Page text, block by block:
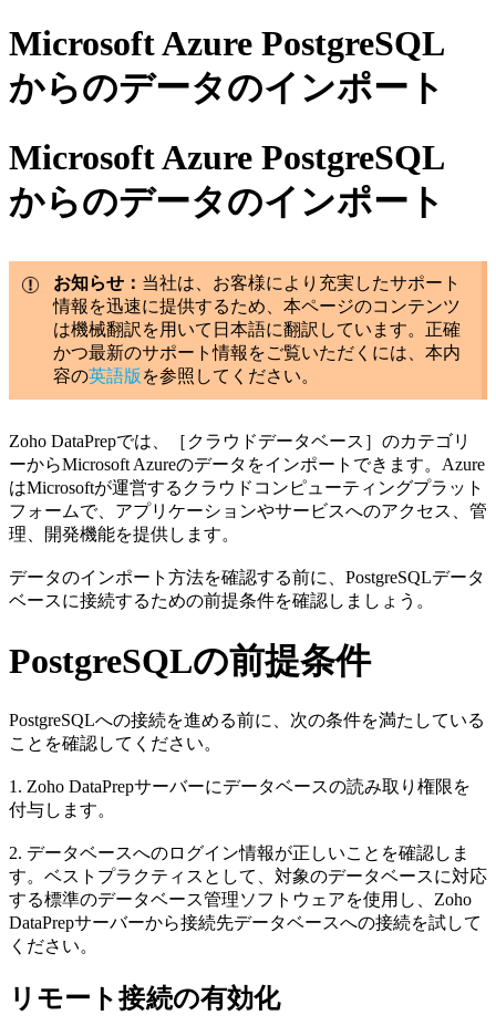
Microsoft Azure PostgreSQL
からのデータのインポート
Microsoft Azure PostgreSQL
からのデータのインポート
お知らせ： 当社は、お客様により充実したサポート
情報を迅速に提供するため、本ページのコンテンツ
は機械翻訳を用いて日本語に翻訳しています。正確
かつ最新のサポート情報をご覧いただくには、本内
容の英語版 を参照してください。
Zoho DataPrepでは、［クラウドデータベース］のカテゴリ
ーからMicrosoft Azureのデータをインポートできます。Azure
はMicrosoftが運営するクラウドコンピューティングプラット
フォームで、アプリケーションやサービスへのアクセス、管
理、開発機能を提供します。
データのインポート方法を確認する前に、PostgreSQLデータ
ベースに接続するための前提条件を確認しましょう。
PostgreSQLの前提条件
PostgreSQLへの接続を進める前に、次の条件を満たしている
ことを確認してください。
1. Zoho DataPrepサーバーにデータベースの読み取り権限を
付与します。
2. データベースへのログイン情報が正しいことを確認しま
す。ベストプラクティスとして、対象のデータベースに対応
する標準のデータベース管理ソフトウェアを使用し、Zoho
DataPrepサーバーから接続先データベースへの接続を試して
ください。
リモート接続の有効化